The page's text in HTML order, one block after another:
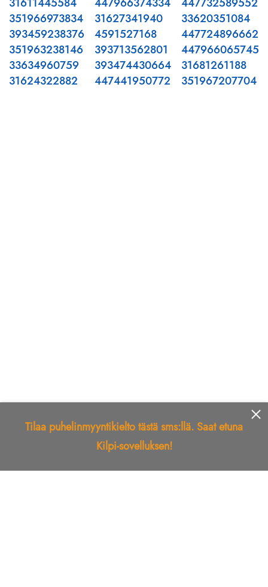
31611445584
351966973834
393459238376
351963238146
33634960759
31624322882
447966374334
31627341940
4591527168
393713562801
393474430664
447441950772
447732589552
33620351084
447724896662
447966065745
31681261188
351967207704
Tilaa puhelinmyyntikielto tästä sms:llä. Saat etuna
Kilpi-sovelluksen!